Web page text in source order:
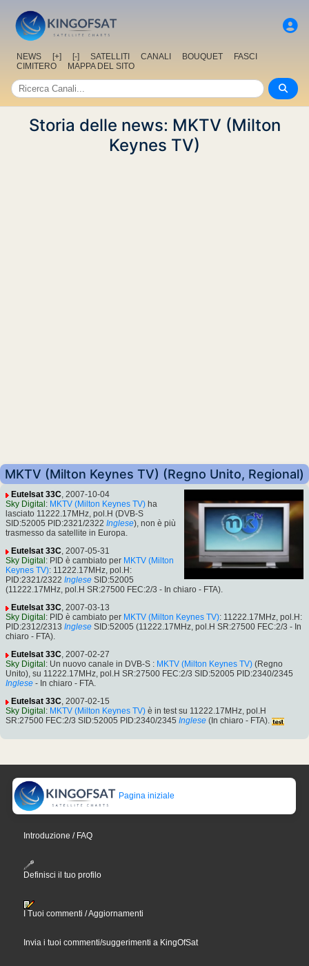
NEWS [+] [-] SATELLITI CANALI BOUQUET
FASCI
CIMITERO
MAPPA DEL SITO
Storia delle news: MKTV (Milton
Keynes TV)
MKTV (Milton Keynes TV) (Regno Unito, Regional)
Eutelsat 33C, 2007-10-04
Sky Digital : MKTV (Milton Keynes TV) ha
lasciato 11222.17MHz, pol.H (DVB-S
SID:52005 PID:2321/2322 Inglese), non è più
trasmesso da satellite in Europa.
Eutelsat 33C, 2007-05-31
Sky Digital : PID è cambiato per MKTV (Milton
Keynes TV): 11222.17MHz, pol.H:
PID:2321/2322 Inglese SID:52005
(11222.17MHz, pol.H SR:27500 FEC:2/3 - In chiaro - FTA).
Eutelsat 33C, 2007-03-13
Sky Digital : PID è cambiato per MKTV (Milton Keynes TV): 11222.17MHz, pol.H:
PID:2312/2313 Inglese SID:52005 (11222.17MHz, pol.H SR:27500 FEC:2/3 - In
chiaro - FTA).
Eutelsat 33C, 2007-02-27
Sky Digital : Un nuovo canale in DVB-S : MKTV (Milton Keynes TV) (Regno
Unito), su 11222.17MHz, pol.H SR:27500 FEC:2/3 SID:52005 PID:2340/2345
Inglese - In chiaro - FTA.
Eutelsat 33C, 2007-02-15
Sky Digital : MKTV (Milton Keynes TV) è in test su 11222.17MHz, pol.H
SR:27500 FEC:2/3 SID:52005 PID:2340/2345 Inglese (In chiaro - FTA).
Pagina iniziale
Introduzione / FAQ
Definisci il tuo profilo
I Tuoi commenti / Aggiornamenti
Invia i tuoi commenti/suggerimenti a KingOfSat